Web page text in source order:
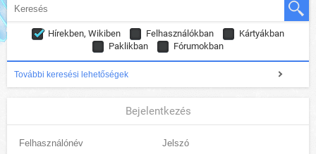
Hírekben, Wikiben Felhasználókban
Kártyákban
Paklikban
Fórumokban
További keresési lehetőségek
Bejelentkezés